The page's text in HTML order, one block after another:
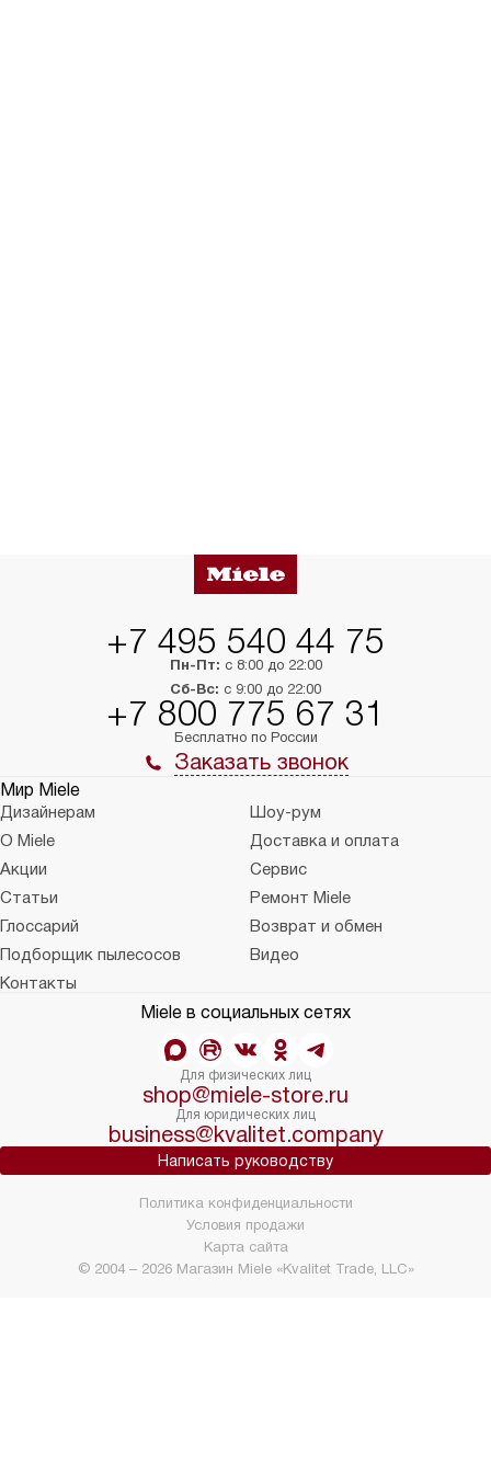
+7 495 540 44 75
Пн-Пт: с 8:00 до 22:00
Сб-Вс: с 9:00 до 22:00
+7 800 775 67 31
Бесплатно по России
Заказать звонок
Мир Miele
Дизайнерам
Шоу-рум
О Miele
Доставка и оплата
Акции
Сервис
Статьи
Ремонт Miele
Глоссарий
Возврат и обмен
Подборщик пылесосов
Видео
Контакты
Miele в социальных сетях
Для физических лиц
shop@miele-store.ru
Для юридических лиц
business@kvalitet.company
Написать руководству
© 2004 – 2026 Магазин Miele «Kvalitet Trade, LLC»
Политика конфиденциальности
Условия продажи
Карта сайта